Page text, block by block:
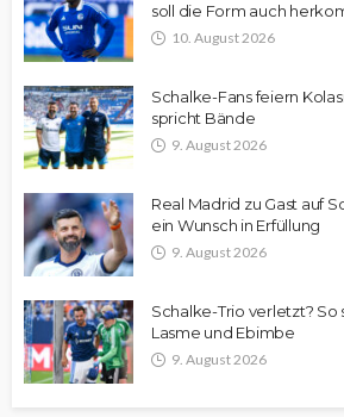
soll die Form auch
10. August 2026
Schalke-Fans feiern
spricht Bände
9. August 2026
Real Madrid zu Gast auf
ein Wunsch in Erfüllung
9. August 2026
Schalke-Trio verletzt? So
Lasme und Ebimbe
9. August 2026